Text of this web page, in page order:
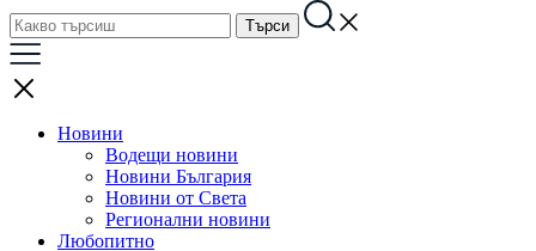
Новини
Водещи новини
Новини България
Новини от Света
Регионални новини
Любопитно